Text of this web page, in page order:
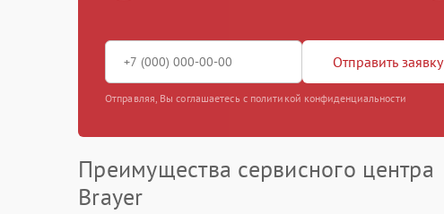
Отправить заявку
Отправляя, Вы соглашаетесь с политикой конфиденциальности
Преимущества сервисного центра
Brayer